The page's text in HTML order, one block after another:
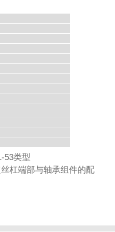
53类型
杠端部与轴承组件的配